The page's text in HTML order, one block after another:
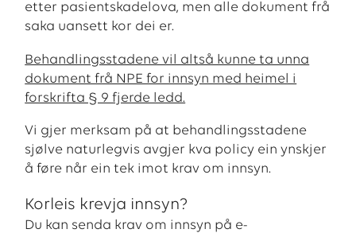
etter pasientskadelova, men alle dokument frå
saka uansett kor dei er.
Behandlingsstadene vil altså kunne ta unna
dokument frå NPE for innsyn med heimel i
forskrifta § 9 fjerde ledd.
Vi gjer merksam på at behandlingsstadene
sjølve naturlegvis avgjer kva policy ein ynskjer
å føre når ein tek imot krav om innsyn.
Korleis krevja innsyn?
Du kan senda krav om innsyn på e-